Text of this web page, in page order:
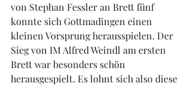
von Stephan Fessler an Brett fünf
konnte sich Gottmadingen einen
kleinen Vorsprung herausspielen. Der
Sieg von IM Alfred Weindl am ersten
Brett war besonders schön
herausgespielt. Es lohnt sich also diese